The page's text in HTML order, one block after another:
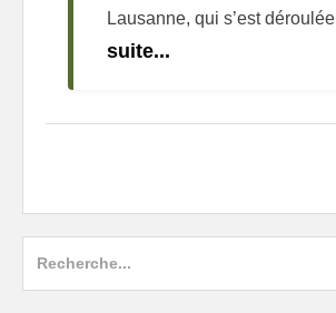
Lausanne, qui s’est déroulée
suite...